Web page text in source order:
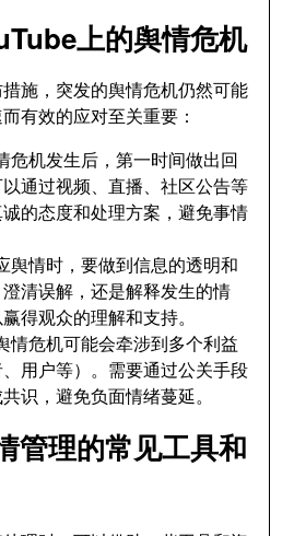
上的舆情危机
施，突发的舆情危机仍然可能
有效的应对至关重要：
危机发生后，第一时间做出回
通过视频、直播、社区公告等
的态度和处理方案，避免事情
舆情时，要做到信息的透明和
清误解，还是解释发生的情
得观众的理解和支持。
情危机可能会牵涉到多个利益
用户等）。需要通过公关手段
识，避免负面情绪蔓延。
管理的常见工具和